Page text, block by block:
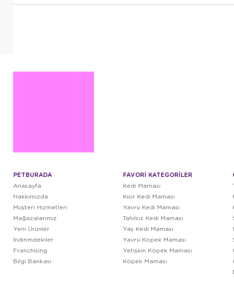
PETBURADA
Anasayfa
Hakkımızda
Müşteri Hizmetleri
Mağazalarımız
Yeni Ürünler
İndirimdekiler
Franchising
Bilgi Bankası
FAVORİ KATEGORİLER
Kedi Maması
Kısır Kedi Maması
Yavru Kedi Maması
Tahılsız Kedi Maması
Yaş Kedi Maması
Yavru Köpek Maması
Yetişkin Köpek Maması
Köpek Maması